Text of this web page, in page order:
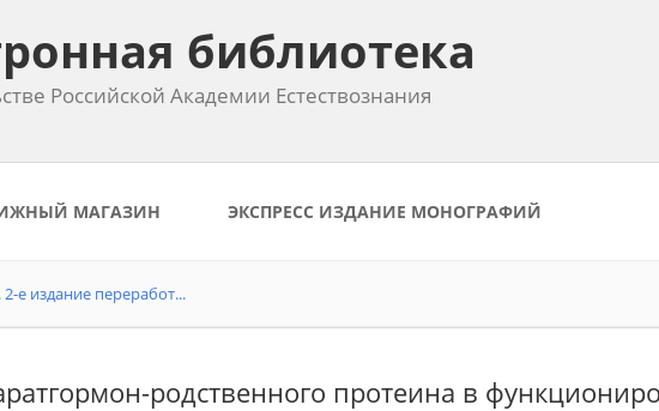
библиотека
Российской Академии Естествознания
МАГАЗИН ЭКСПРЕСС ИЗДАНИЕ МОНОГРАФИЙ
издание переработ...
родственного протеина в